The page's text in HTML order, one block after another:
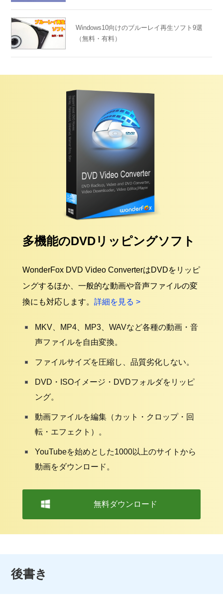
Windows10向けのブルーレイ再生ソフト9選
（無料・有料）
多機能のDVDリッピングソフト
WonderFox DVD Video ConverterはDVDをリッピ
ングするほか、一般的な動画や音声ファイルの変
換にも対応します。 詳細を見る >
MKV、MP4、MP3、WAVなど各種の動画・音
声ファイルを自由変換。
ファイルサイズを圧縮し、品質劣化しない。
DVD・ISOイメージ・DVDフォルダをリッピ
ング。
動画ファイルを編集（カット・クロップ・回
転・エフェクト）。
YouTubeを始めとした1000以上のサイトから
動画をダウンロード。
無料ダウンロード
後書き